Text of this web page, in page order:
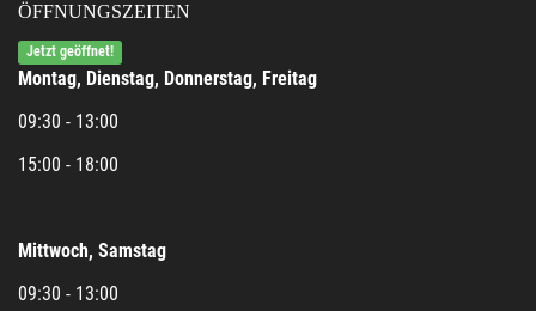
ÖFFNUNGSZEITEN
Jetzt geöffnet!
Montag, Dienstag, Donnerstag, Freitag
09:30 - 13:00
15:00 - 18:00
Mittwoch, Samstag
09:30 - 13:00